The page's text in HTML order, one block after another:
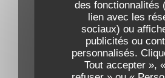
des fonctionnalités
lien avec les
sociaux) ou
publicités ou
personnalisés.
Tout accepter »,